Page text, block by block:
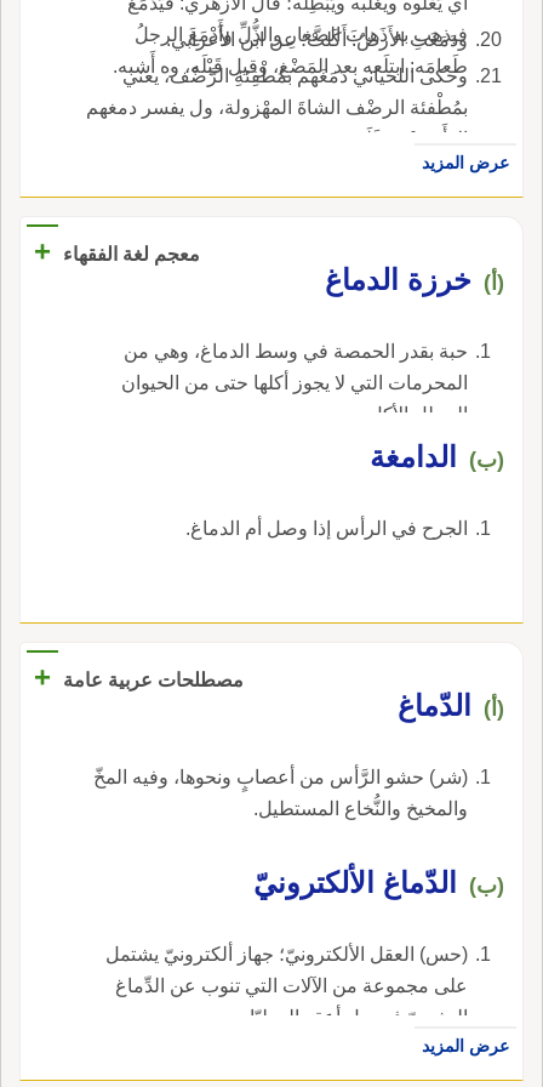
فيذهب به ذَهابَ الصَّغارِ والذُّلِّ وأَدْمَغَ الرجلُ
طَعامَه: ابتلَعه بعد المَضْغ، وقيل قَبْلَه، وه أَشبه.
ودَمَغَتِ الأَرضُ: أَكَلتْ؛ عن ابن الأَعرابي.
وحكى اللحياني دَمَغَهم بمُطْفِئةِ الرَّضْف، يعني
بمُطْفئة الرضْف الشاةَ المهْزولة، ول يفسر دمغهم
إلا أَن يَعْني غَلَبَهم.
عرض المزيد
معجم لغة الفقهاء +
(أ) خرزة الدماغ
حبة بقدر الحمصة في وسط الدماغ، وهي من
المحرمات التي لا يجوز أكلها حتى من الحيوان
المحلل الأكل.
(ب) ‏الدامغة‏
‏الجرح في الرأس إذا وصل أم الدماغ‏.
مصطلحات عربية عامة +
(أ) الدّماغ
(شر) حشو الرَّأس من أعصابٍ ونحوها، وفيه المخّ
والمخيخ والنُّخاع المستطيل.
(ب) الدّماغ الألكترونيّ
(حس) العقل الألكترونيّ؛ جهاز ألكترونيّ يشتمل
على مجموعة من الآلات التي تنوب عن الدِّماغ
البشريّ في حل أعقد العمليّات.
عرض المزيد